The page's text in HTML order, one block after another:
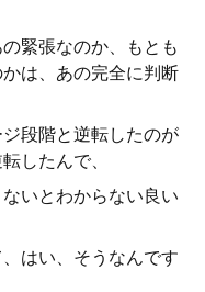
緊張なのか、もとも
は、あの完全に判断
段階と逆転したのが
したんで、
いとわからない良い
はい、そうなんです